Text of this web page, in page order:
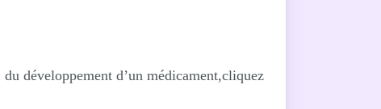
développement d’un médicament,cliquez